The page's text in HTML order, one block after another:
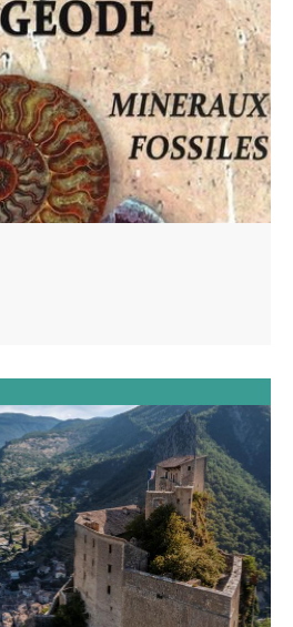
de minéraux et fossiles au
citadelle puis prison, ce
témoigne des différentes phases